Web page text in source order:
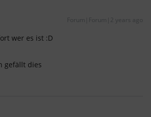
Forum|Forum|2 years ago
wer es ist :D
gefällt dies